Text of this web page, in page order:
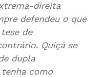
direita
defendeu o que
de
Quiçá se
dupla
tenha como